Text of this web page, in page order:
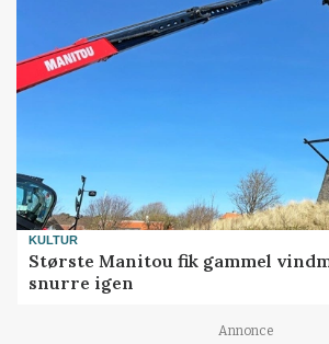
KULTUR
Største Manitou fik gammel
snurre igen
Annonce